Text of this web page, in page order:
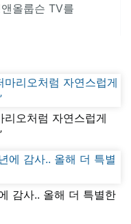
올룹슨 TV를
리오처럼 자연스럽게
감사.. 올해 더 특별한